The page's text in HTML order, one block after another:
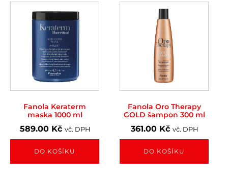
Fanola Keraterm
maska 1000 ml
589.00 Kč vč. DPH
DO KOŠÍKU
Fanola Oro Therapy
GOLD šampon 300 ml
361.00 Kč vč. DPH
DO KOŠÍKU